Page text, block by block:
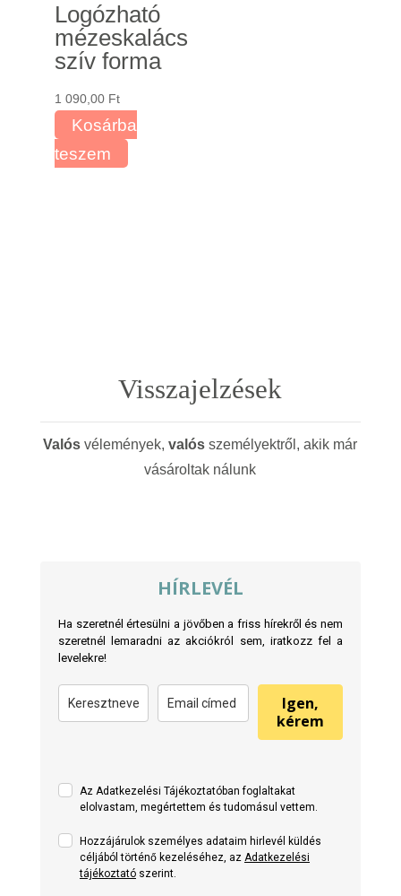
van.
A
változatok
Logózható
mézeskalács
szív forma
1 090,00 Ft
Kosárba
teszem
Visszajelzések
Valós vélemények,valós személyektről, akik már
vásároltak nálunk
HÍRLEVÉL
Ha szeretnél értesülni a jövőben a friss hírekről és nem
szeretnél lemaradni az akciókról sem, iratkozz fel a
levelekre!
Igen,
kérem
Az Adatkezelési Tájékoztatóban foglaltakat
elolvastam, megértettem és tudomásul vettem.
Hozzájárulok személyes adataim hirlevél küldés
céljából történő kezeléséhez, az Adatkezelési
tájékoztatószerint.